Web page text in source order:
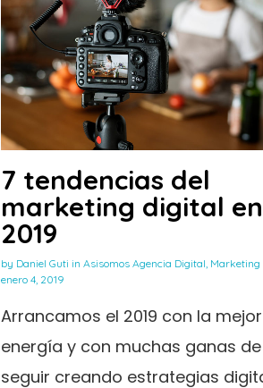
7 tendencias del
marketing digital
2019
by Daniel Guti in Asisomos Agencia Digital, Marketing
enero 4, 2019
Arrancamos el 2019 con la mejor
energía y con muchas ganas de
seguir creando estrategias